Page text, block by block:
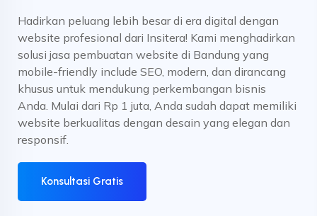
Hadirkan peluang lebih besar di era digital dengan
website profesional dari Insitera! Kami menghadirkan
solusi jasa pembuatan website di Bandung yang
mobile-friendly include SEO, modern, dan dirancang
khusus untuk mendukung perkembangan bisnis
Anda. Mulai dari Rp 1 juta, Anda sudah dapat memiliki
website berkualitas dengan desain yang elegan dan
responsif.
Konsultasi Gratis